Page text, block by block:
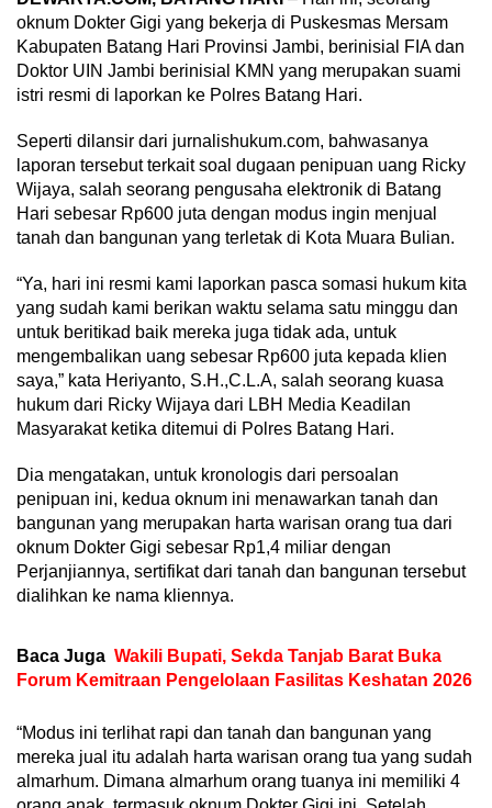
oknum Dokter Gigi yang bekerja di Puskesmas Mersam
Kabupaten Batang Hari Provinsi Jambi, berinisial FIA dan
Doktor UIN Jambi berinisial KMN yang merupakan suami
istri resmi di laporkan ke Polres Batang Hari.
Seperti dilansir dari jurnalishukum.com, bahwasanya
laporan tersebut terkait soal dugaan penipuan uang Ricky
Wijaya, salah seorang pengusaha elektronik di Batang
Hari sebesar Rp600 juta dengan modus ingin menjual
tanah dan bangunan yang terletak di Kota Muara Bulian.
“Ya, hari ini resmi kami laporkan pasca somasi hukum kita
yang sudah kami berikan waktu selama satu minggu dan
untuk beritikad baik mereka juga tidak ada, untuk
mengembalikan uang sebesar Rp600 juta kepada klien
saya,” kata Heriyanto, S.H.,C.L.A, salah seorang kuasa
hukum dari Ricky Wijaya dari LBH Media Keadilan
Masyarakat ketika ditemui di Polres Batang Hari.
Dia mengatakan, untuk kronologis dari persoalan
penipuan ini, kedua oknum ini menawarkan tanah dan
bangunan yang merupakan harta warisan orang tua dari
oknum Dokter Gigi sebesar Rp1,4 miliar dengan
Perjanjiannya, sertifikat dari tanah dan bangunan tersebut
dialihkan ke nama kliennya.
Baca Juga Wakili Bupati, Sekda Tanjab Barat Buka
Forum Kemitraan Pengelolaan Fasilitas Keshatan 2026
“Modus ini terlihat rapi dan tanah dan bangunan yang
mereka jual itu adalah harta warisan orang tua yang sudah
almarhum. Dimana almarhum orang tuanya ini memiliki 4